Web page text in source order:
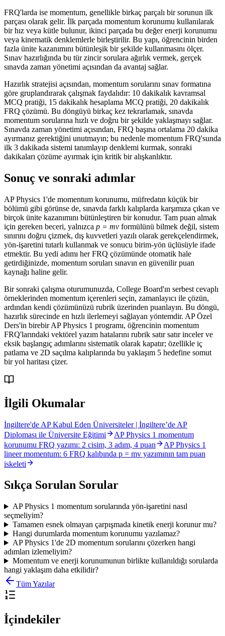
FRQ'larda ise momentum, genellikle birkaç parçalı bir sorunun ilk
parçası olarak gelir. İlk parçada momentum korunumu kullanılarak
bir hız veya kütle bulunur, ikinci parçada bu değer enerji korunumu
veya kinematik denklemlerle birleştirilir. Bu yapı, öğrencinin birden
fazla ünite kazanımını bütünleşik bir şekilde kullanmasını ölçer.
Sınav hazırlığında bu tür zincir sorulara ağırlık vermek, gerçek
sınavda zaman yönetimi açısından da avantaj sağlar.
Hazırlık stratejisi açısından, momentum sorularını sınav formatına
göre gruplandırarak çalışmak faydalıdır: 10 dakikalık kavramsal
MCQ pratiği, 15 dakikalık hesaplama MCQ pratiği, 20 dakikalık
FRQ çözümü. Bu döngüyü birkaç kez tekrarlamak, sınavda
momentum sorularına hızlı ve doğru bir şekilde yaklaşmayı sağlar.
Sınavda zaman yönetimi açısından, FRQ başına ortalama 20 dakika
ayırmanız gerektiğini unutmayın; bu nedenle momentum FRQ'sunda
ilk 3 dakikada sistemi tanımlayıp denklemi kurmak, sonraki
dakikaları çözüme ayırmak için kritik bir alışkanlıktır.
Sonuç ve sonraki adımlar
AP Physics 1'de momentum korunumu, müfredatın küçük bir
bölümü gibi görünse de, sınavda farklı kalıplarda karşımıza çıkan ve
birçok ünite kazanımını bütünleştiren bir konudur. Tam puan almak
için gereken beceri, yalnızca p = mv formülünü bilmek değil, sistem
sınırını doğru çizmek, dış kuvvetleri yazılı olarak gerekçelendirmek,
yön-işaretini tutarlı kullanmak ve sonucu birim-yön üçlüsüyle ifade
etmektir. Bu yedi adımı her FRQ çözümünde otomatik hale
getirdiğinizde, momentum soruları sınavın en güvenilir puan
kaynağı haline gelir.
Bir sonraki çalışma oturumunuzda, College Board'ın serbest cevaplı
örneklerinden momentum içerenleri seçin, zamanlayıcı ile çözün,
ardından kendi çözümünüzü rubrik üzerinden puanlayın. Bu döngü,
hazırlık sürecinde en hızlı ilerlemeyi sağlayan yöntemdir. AP Özel
Ders'in birebir AP Physics 1 programı, öğrencinin momentum
FRQ'larındaki vektörel yazım hatalarını rubrik satır satır inceler ve
eksik başlangıç adımlarını sistematik olarak kapatır; özellikle iç
patlama ve 2D saçılma kalıplarında bu yaklaşım 5 hedefine somut
bir yol haritası çizer.
İlgili Okumalar
İngiltere'de AP Kabul Eden Üniversiteler | İngiltere’de AP
Diploması ile Üniversite Eğitimi
AP Physics 1 momentum
korunumu FRQ yazımı: 2 cisim, 3 adım, 4 puan
AP Physics 1
lineer momentum: 6 FRQ kalıbında p = mv yazımının tam puan
iskeleti
Sıkça Sorulan Sorular
AP Physics 1 momentum sorularında yön-işaretini nasıl
seçmeliyim?
Tamamen esnek olmayan çarpışmada kinetik enerji korunur mu?
Hangi durumlarda momentum korunumu yazılamaz?
AP Physics 1'de 2D momentum sorularını çözerken hangi
adımları izlemeliyim?
Momentum ve enerji korunumunun birlikte kullanıldığı sorularda
hangi yaklaşım daha etkilidir?
Tüm Yazılar
İçindekiler